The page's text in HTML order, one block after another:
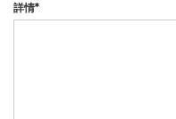
詳情*